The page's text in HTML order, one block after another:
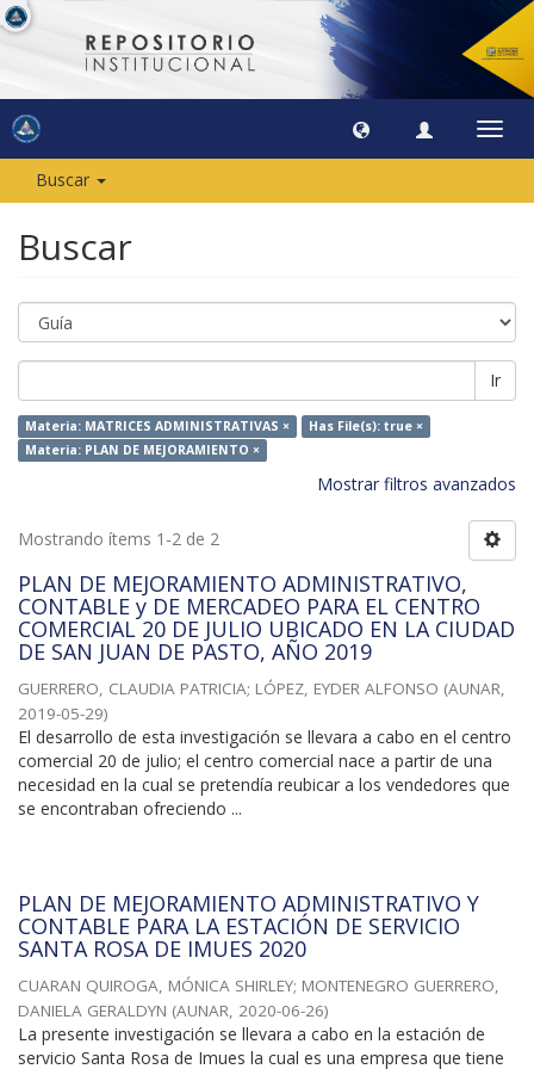
Buscar
Buscar
Ir
Materia: MATRICES ADMINISTRATIVAS ×
Has File(s): true ×
Materia: PLAN DE MEJORAMIENTO ×
Mostrar filtros avanzados
Mostrando ítems 1-2 de 2
PLAN DE MEJORAMIENTO ADMINISTRATIVO,
CONTABLE y DE MERCADEO PARA EL CENTRO
COMERCIAL 20 DE JULIO UBICADO EN LA CIUDAD
DE SAN JUAN DE PASTO, AÑO 2019
GUERRERO, CLAUDIA PATRICIA; LÓPEZ, EYDER ALFONSO (AUNAR,
2019-05-29)
El desarrollo de esta investigación se llevara a cabo en el centro
comercial 20 de julio; el centro comercial nace a partir de una
necesidad en la cual se pretendía reubicar a los vendedores que
se encontraban ofreciendo ...
PLAN DE MEJORAMIENTO ADMINISTRATIVO Y
CONTABLE PARA LA ESTACIÓN DE SERVICIO
SANTA ROSA DE IMUES 2020
CUARAN QUIROGA, MÓNICA SHIRLEY; MONTENEGRO GUERRERO,
DANIELA GERALDYN (AUNAR, 2020-06-26)
La presente investigación se llevara a cabo en la estación de
servicio Santa Rosa de Imues la cual es una empresa que tiene